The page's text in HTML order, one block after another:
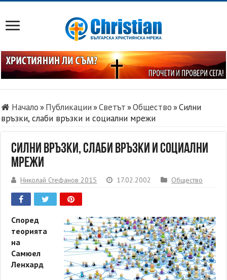
Начало»Публикации»Светът»Общество»Силни
връзки, слаби връзки и социални мрежи
Силни връзки, слаби връзки и социални
мрежи
Николай Стефанов 2015 17.02.2002 Общество
Според
теорията
на
Самюел
Ленхард